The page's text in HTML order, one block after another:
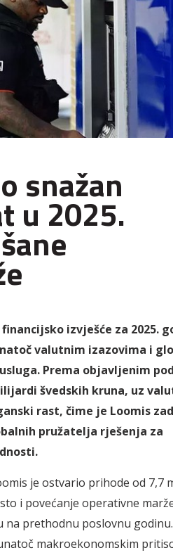
snažan
u 2025.
izvješće za 2025.
valutnim izazovima i
Prema objavljenim
švedskih kruna, uz
rast, čime je Loomis
pružatelja rješenja za
je ostvario prihode od 7,7
i povećanje operativne
na prethodnu poslovnu
makroekonomskim